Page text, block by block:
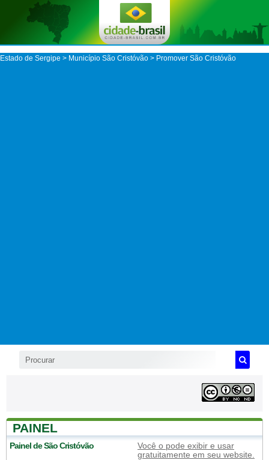
Estado de Sergipe > Município São Cristóvão > Promover São Cristóvão
PAINEL
Painel de São Cristóvão
Você o pode exibir e usar
gratuitamente em seu website.